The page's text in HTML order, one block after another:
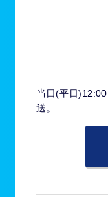
当日(平日
送。